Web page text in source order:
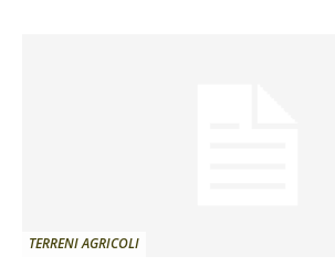
TERRENI AGRICOLI